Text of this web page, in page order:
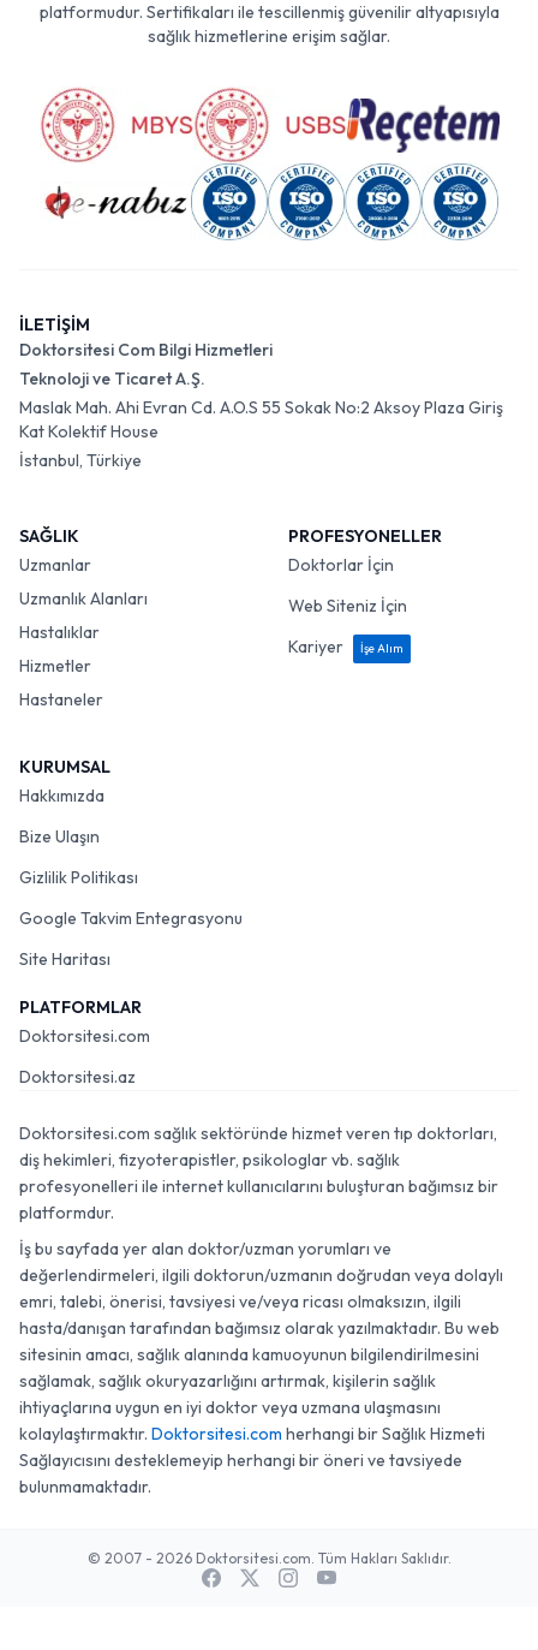
platformudur. Sertifikaları ile tescillenmiş güvenilir altyapısıyla
sağlık hizmetlerine erişim sağlar.
İLETİŞİM
Doktorsitesi Com Bilgi Hizmetleri
Teknoloji ve Ticaret A.Ş.
Maslak Mah. Ahi Evran Cd. A.O.S 55 Sokak No:2 Aksoy Plaza Giriş
Kat Kolektif House
İstanbul, Türkiye
SAĞLIK
Uzmanlar
Uzmanlık Alanları
Hastalıklar
Hizmetler
Hastaneler
PROFESYONELLER
Doktorlar İçin
Web Siteniz İçin
Kariyer
İşe Alım
KURUMSAL
Hakkımızda
Bize Ulaşın
Gizlilik Politikası
Google Takvim Entegrasyonu
Site Haritası
PLATFORMLAR
Doktorsitesi.com
Doktorsitesi.az
Doktorsitesi.com sağlık sektöründe hizmet veren tıp doktorları,
diş hekimleri, fizyoterapistler, psikologlar vb. sağlık
profesyonelleri ile internet kullanıcılarını buluşturan bağımsız bir
platformdur.
İş bu sayfada yer alan doktor/uzman yorumları ve
değerlendirmeleri, ilgili doktorun/uzmanın doğrudan veya dolaylı
emri, talebi, önerisi, tavsiyesi ve/veya ricası olmaksızın, ilgili
hasta/danışan tarafından bağımsız olarak yazılmaktadır. Bu web
sitesinin amacı, sağlık alanında kamuoyunun bilgilendirilmesini
sağlamak, sağlık okuryazarlığını artırmak, kişilerin sağlık
ihtiyaçlarına uygun en iyi doktor veya uzmana ulaşmasını
kolaylaştırmaktır. Doktorsitesi.com herhangi bir Sağlık Hizmeti
Sağlayıcısını desteklemeyip herhangi bir öneri ve tavsiyede
bulunmamaktadır.
© 2007 - 2026 Doktorsitesi.com. Tüm Hakları Saklıdır.